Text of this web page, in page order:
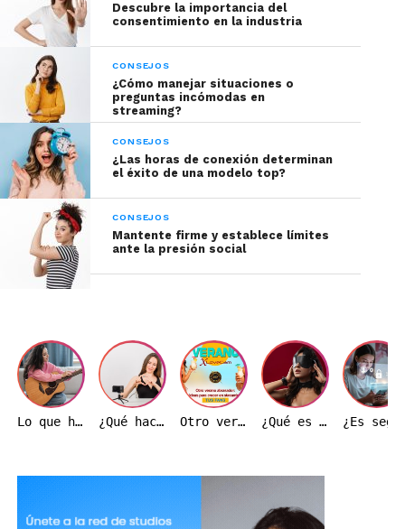
Descubre la importancia del
consentimiento en la industria
CONSEJOS
¿Cómo manejar situaciones o
preguntas incómodas en
streaming?
CONSEJOS
¿Las horas de conexión determinan
el éxito de una modelo top?
CONSEJOS
Mantente firme y establece límites
ante la presión social
Lo que haces fuera de cámara también puede ayudarte a crecer dentro de ella ¿Qué hace realmente una modelo webcam durante una transmisión? Otro verano ardiente: Ideas de transmisión para hacer crecer tu base de fans ¿Qué es el BDSM y por qué es importante entenderlo correctamente?